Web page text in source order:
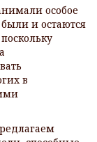
особое
и остаются
в